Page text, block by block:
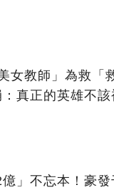
女教師」為救「
真正的英雄不該
」不忘本！豪